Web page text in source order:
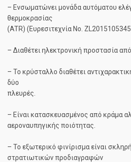
– Ενσωματώνει μονάδα αυτόματου
θερμοκρασίας
(ATR) (Ευρεσιτεχνία Νο.
– Διαθέτει ηλεκτρονική προστασία
– Το κρύσταλλο διαθέτει
δύο
πλευρές.
– Είναι κατασκευασμένος από κράμα
αεροναυπηγικής ποιότητας.
– Το εξωτερικό φινίρισμα είναι
στρατιωτικών προδιαγραφών